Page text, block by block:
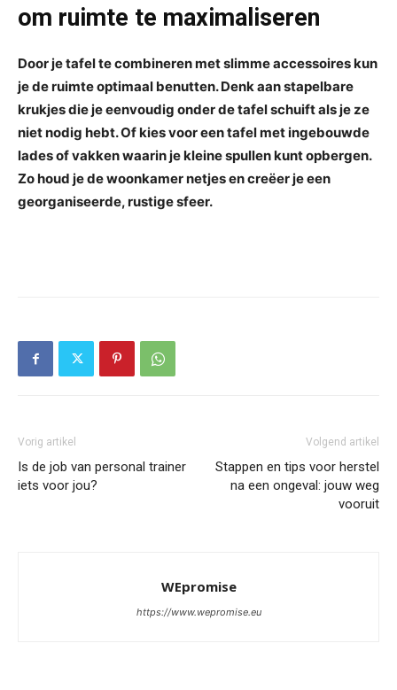
om ruimte te maximaliseren
Door je tafel te combineren met slimme accessoires kun
je de ruimte optimaal benutten. Denk aan stapelbare
krukjes die je eenvoudig onder de tafel schuift als je ze
niet nodig hebt. Of kies voor een tafel met ingebouwde
lades of vakken waarin je kleine spullen kunt opbergen.
Zo houd je de woonkamer netjes en creëer je een
georganiseerde, rustige sfeer.
Vorig artikel
Is de job van personal trainer
iets voor jou?
Volgend artikel
Stappen en tips voor herstel
na een ongeval: jouw weg
vooruit
WEpromise
https://www.wepromise.eu